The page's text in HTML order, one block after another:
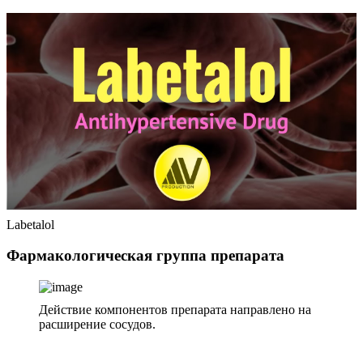
Labetalol
Фармакологическая группа препарата
Действие компонентов препарата направлено на
расширение сосудов.